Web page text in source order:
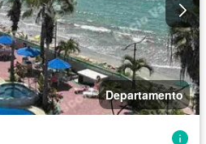
Departamento